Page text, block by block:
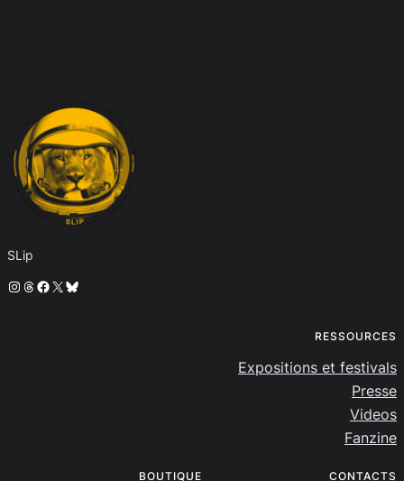
SLip
Instagram
Threads
Facebook
X Bluesky
RESSOURCES
Expositions et festivals
Presse
Videos
Fanzine
BOUTIQUE CONTACTS